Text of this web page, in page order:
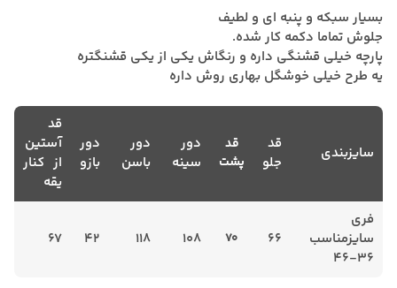
بسیار سبکه و پنبه ای و لطیف
جلوش تماما دکمه کار شده.
پارچه خیلی قشنگی داره و رنگاش یکی از یکی قشنگتره
یه طرح خیلی خوشگل بهاری روش داره
سایزبندی
قد
جلو
قد
پشت
دور
سینه
دور
باسن
دور
بازو
قد
آستین
از کنار
یقه
فری
سایزمناسب
36-46
66
70
108
118
42
67